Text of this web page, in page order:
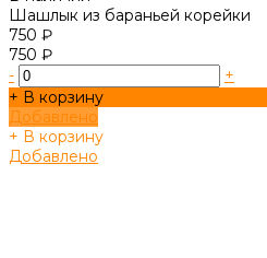
Шашлык из бараньей корейки
750 ₽
750 ₽
-
+
+ В корзину
Добавлено
+ В корзину
Добавлено